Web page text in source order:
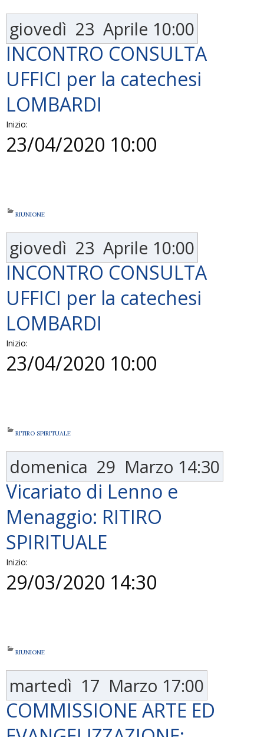
giovedì 23 Aprile 10:00
INCONTRO CONSULTA
UFFICI per la catechesi
LOMBARDI
Inizio:
23/04/2020 10:00
RIUNIONE
giovedì 23 Aprile 10:00
INCONTRO CONSULTA
UFFICI per la catechesi
LOMBARDI
Inizio:
23/04/2020 10:00
RITIRO SPIRITUALE
domenica 29 Marzo 14:30
Vicariato di Lenno e
Menaggio: RITIRO
SPIRITUALE
Inizio:
29/03/2020 14:30
RIUNIONE
martedì 17 Marzo 17:00
COMMISSIONE ARTE ED